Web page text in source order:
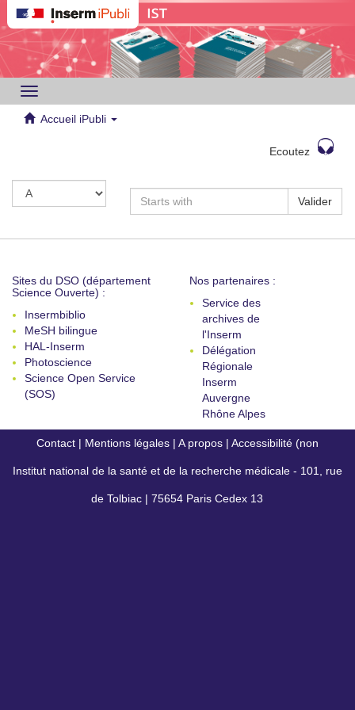
Toggle
navigation
Accueil iPubli
Ecoutez
Valider
Sites du DSO (département
Science Ouverte) :
Insermbiblio
MeSH bilingue
HAL-Inserm
Photoscience
Science Open Service
(SOS)
Nos partenaires :
Service des
archives de
l'Inserm
Délégation
Régionale
Inserm
Auvergne
Rhône Alpes
Contact | Mentions légales | A propos | Accessibilité (non
conforme)
Institut national de la santé et de la recherche médicale - 101, rue
de Tolbiac | 75654 Paris Cedex 13